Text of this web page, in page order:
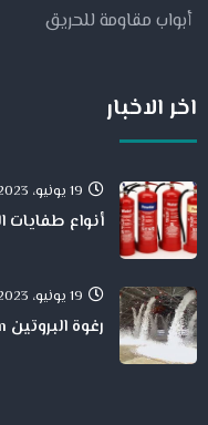
أبواب مقاومة للحريق
اخر الاخبار
19 يونيو، 2023
أنواع طفايات
19 يونيو، 2023
رغوة البروتين Protein foam